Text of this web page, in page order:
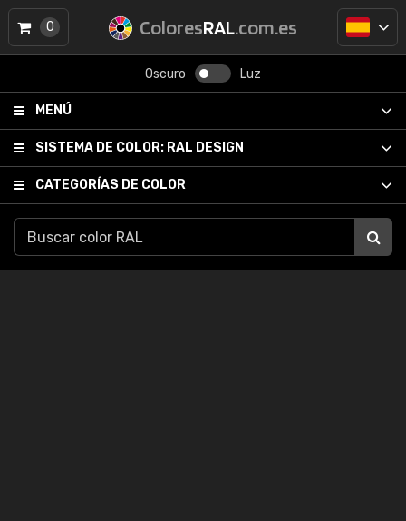
ColoresRAL.com.es
Oscuro Luz
MENÚ
SISTEMA DE COLOR: RAL DESIGN
CATEGORÍAS DE COLOR
0